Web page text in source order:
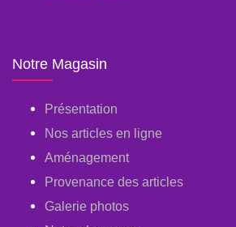
Notre Magasin
Présentation
Nos articles en ligne
Aménagement
Provenance des articles
Galerie photos